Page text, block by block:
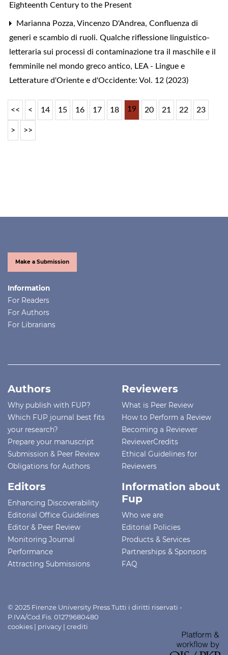
Eighteenth Century to the Present
Marianna Pozza, Vincenzo D'Andrea, Confluenza di
generi e scambio di ruoli. Qualche riflessione linguistico-
letteraria sui processi di contaminazione tra il maschile e il
femminile nel mondo greco antico, LEA - Lingue e
Letterature d'Oriente e d'Occidente: Vol. 12 (2023)
<< < 14 15 16 17 18 19 20 21 22 23
> >>
Make a Submission
Information
For Readers
For Authors
For Librarians
Authors
Why publish with FUP?
Which FUP journal best fits
your research?
Prepare your manuscript
Submission & Peer Review
Obligations for Authors
Reviewers
What is Peer Review
How to Perform a Review
Becoming a Reviewer
ReviewerCredits
Ethical Guidelines for
Reviewers
Editors
Enhancing Discoverability
Editorial Office Guidelines
Editor & Peer Review
Monitoring Journal
Performance
Attracting Submissions
Information about
Fup
Who we are
Editorial Policies
Products & Services
Partnerships & Sponsors
FAQ
© 2025 Firenze University Press Tutti i diritti riservati -
P.IVA/Cod.Fis. 01279680480
cookies | privacy | crediti